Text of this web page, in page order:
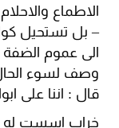
الاطماع
– بل تستحيل
الى عموم
وصف لسوء
قال : اننا على
خراب اسست له